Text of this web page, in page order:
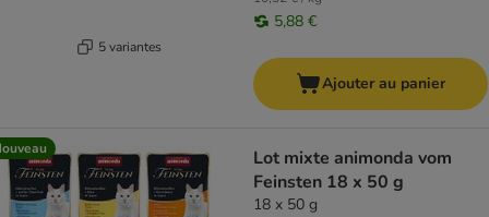
5 variantes
5,88 €
Ajouter au panier
Lot mixte animonda vom
Feinsten 18 x 50 g
18 x 50 g